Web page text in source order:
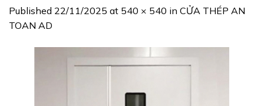
Published 22/11/2025 at 540 × 540 in CỬA THÉP AN
TOAN AD